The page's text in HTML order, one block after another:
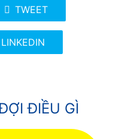
TWEET
LINKEDIN
ĐIỀU GÌ